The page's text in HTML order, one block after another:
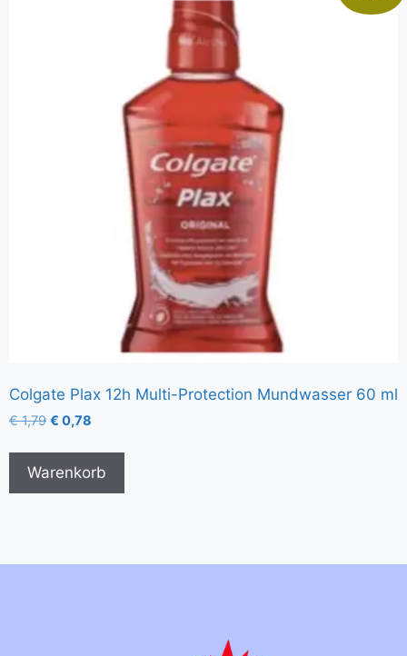
Colgate Plax 12h Multi-Protection Mundwasser 60 ml
€1,79 € 0,78
Warenkorb